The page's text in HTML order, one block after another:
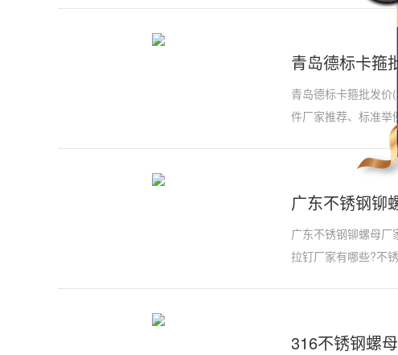
青岛德标卡箍
青岛德标卡箍批发价
件厂家推荐、标准举
广东不锈钢铆
广东不锈钢铆螺母厂
拉钉厂家有哪些?不锈
316不锈钢螺